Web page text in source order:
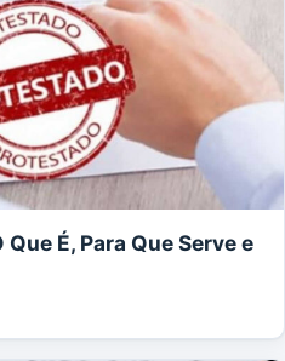
É, Para Que Serve e